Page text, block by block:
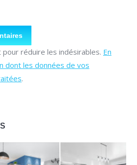
réduire les indésirables. En
dont les données de vos
.